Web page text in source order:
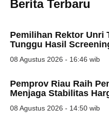
Berita Terbaru
Pemilihan Rektor Unri
Tunggu Hasil
08 Agustus 2026 - 16:46 wib
Pemprov Riau Raih
Menjaga Stabilitas
08 Agustus 2026 - 14:50 wib